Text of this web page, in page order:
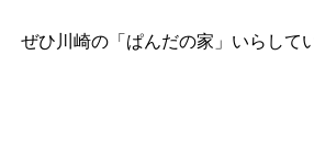
ぜひ川崎の「ぱんだの家」いらして